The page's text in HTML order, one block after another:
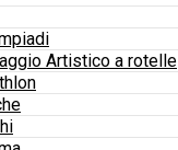
Artistico a rotelle